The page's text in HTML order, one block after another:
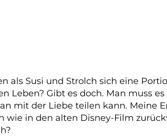
als Susi und Strolch sich eine
Gibt es doch. Man muss es
mit der Liebe teilen kann. Meine
wie in den alten Disney-Film